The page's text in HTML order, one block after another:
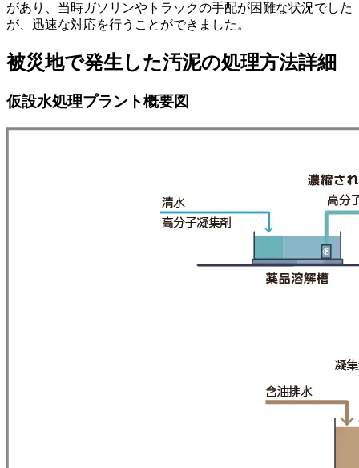
があり、当時ガソリンやトラックの手配が困難な状況でした
が、迅速な対応を行うことができました。
被災地で発生した汚泥の処理方法詳細
仮設水処理プラント概要図